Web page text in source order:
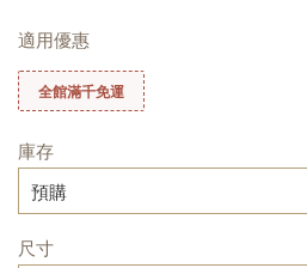
適用優惠
全館滿千免運
庫存
尺寸